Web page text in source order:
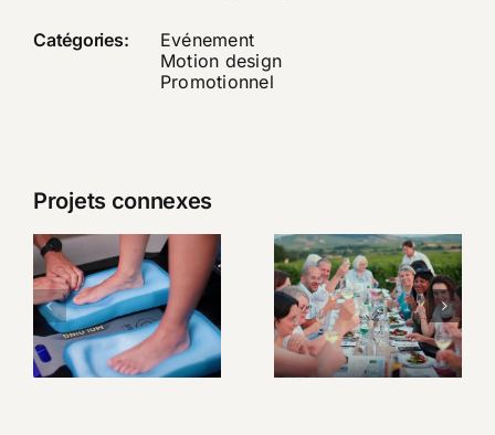
Catégories:
Evénement
Motion design
Promotionnel
Projets connexes
SIDAS –
Présentation
Custom
Station
Un week-
end au
cœur du
Beaujolais